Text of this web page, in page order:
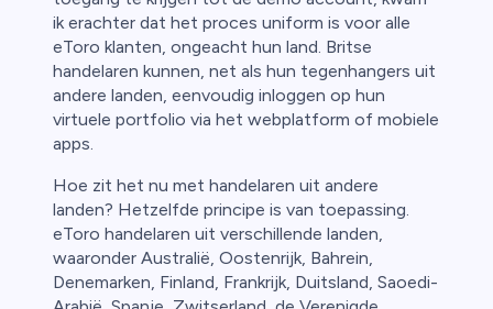
ik erachter dat het proces uniform is voor alle
eToro klanten, ongeacht hun land. Britse
handelaren kunnen, net als hun tegenhangers uit
andere landen, eenvoudig inloggen op hun
virtuele portfolio via het webplatform of mobiele
apps.
Hoe zit het nu met handelaren uit andere
landen? Hetzelfde principe is van toepassing.
eToro handelaren uit verschillende landen,
waaronder Australië, Oostenrijk, Bahrein,
Denemarken, Finland, Frankrijk, Duitsland, Saoedi-